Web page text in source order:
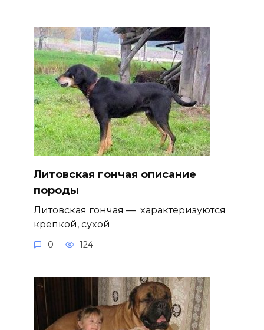
Литовская гончая описание
породы
Литовская гончая — характеризуются
крепкой, сухой
0 124